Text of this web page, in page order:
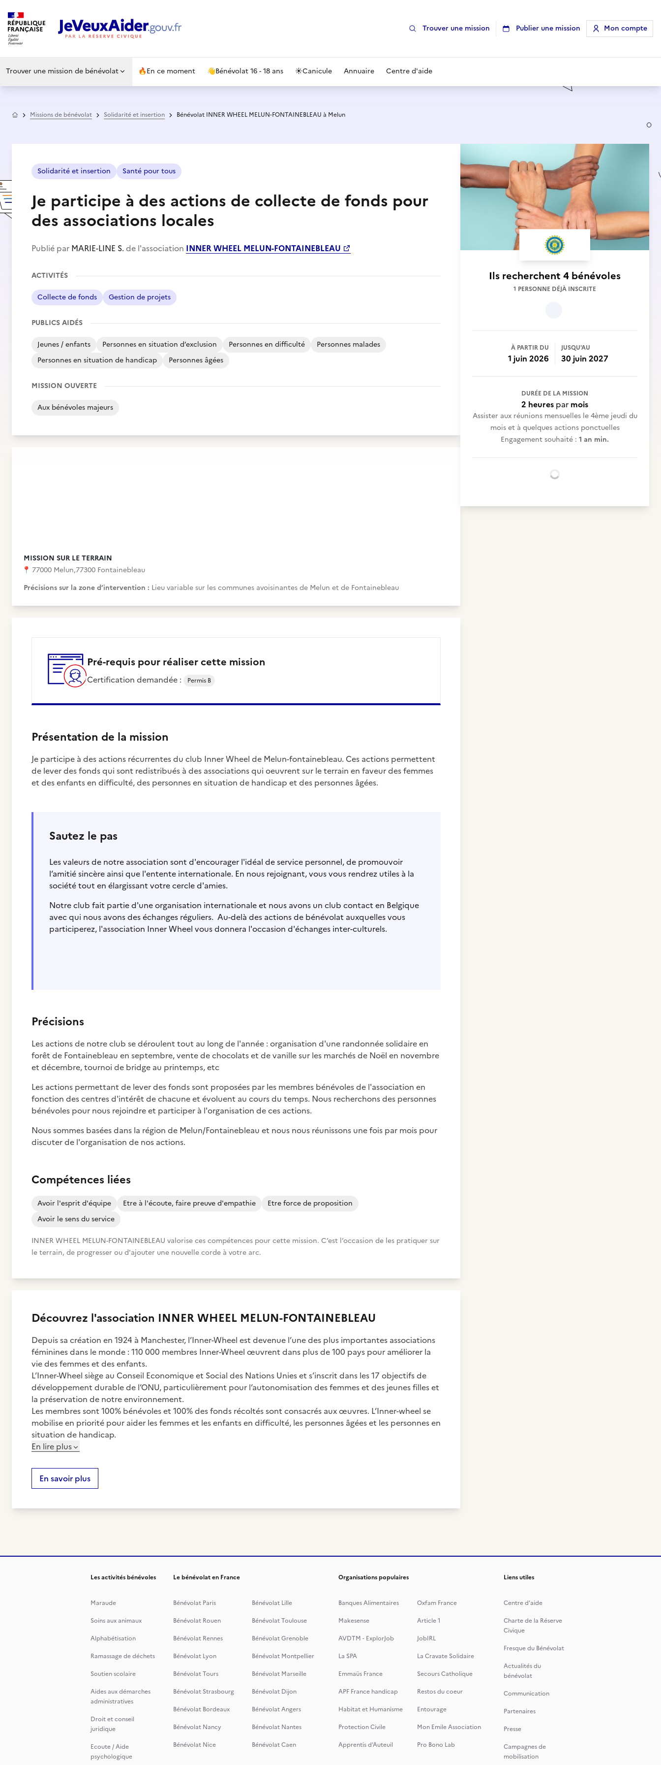
Trouver une mission Publier une mission Mon compte
Trouver une mission de bénévolat 🔥En ce moment 👋Bénévolat 16 - 18 ans ☀️Canicule Annuaire Centre d'aide
AccueilMissions de bénévolat Solidarité et insertion Bénévolat INNER WHEEL MELUN-FONTAINEBLEAU à Melun
Solidarité et insertion Santé pour tous
Je participe à des actions de collecte de fonds pour
des associations locales
Publié par MARIE-LINE S. de l'association INNER WHEEL MELUN-FONTAINEBLEAU
ACTIVITÉS
Collecte de fonds Gestion de projets
PUBLICS AIDÉS
Jeunes / enfants Personnes en situation d’exclusion Personnes en difficulté
Personnes malades
Personnes en situation de handicap
Personnes âgées
MISSION OUVERTE
Aux bénévoles majeurs
MISSION SUR LE TERRAIN
📍 77000 Melun,77300 Fontainebleau
Précisions sur la zone d’intervention : Lieu variable sur les communes avoisinantes de Melun et de Fontainebleau
Pré-requis pour réaliser cette mission
Certification demandée : Permis B
Présentation de la mission
Je participe à des actions récurrentes du club Inner Wheel de Melun-fontainebleau. Ces actions permettent
de lever des fonds qui sont redistribués à des associations qui oeuvrent sur le terrain en faveur des femmes
et des enfants en difficulté, des personnes en situation de handicap et des personnes âgées.
Sautez le pas
Les valeurs de notre association sont d'encourager l'idéal de service personnel, de promouvoir
l’amitié sincère ainsi que l'entente internationale. En nous rejoignant, vous vous rendrez utiles à la
société tout en élargissant votre cercle d'amies.
Notre club fait partie d'une organisation internationale et nous avons un club contact en Belgique
avec qui nous avons des échanges réguliers. Au-delà des actions de bénévolat auxquelles vous
participerez, l'association Inner Wheel vous donnera l'occasion d'échanges inter-culturels.
Précisions
Les actions de notre club se déroulent tout au long de l'année : organisation d'une randonnée solidaire en
forêt de Fontainebleau en septembre, vente de chocolats et de vanille sur les marchés de Noël en novembre
et décembre, tournoi de bridge au printemps, etc
Les actions permettant de lever des fonds sont proposées par les membres bénévoles de l'association en
fonction des centres d'intérêt de chacune et évoluent au cours du temps. Nous recherchons des personnes
bénévoles pour nous rejoindre et participer à l'organisation de ces actions.
Nous sommes basées dans la région de Melun/Fontainebleau et nous nous réunissons une fois par mois pour
discuter de l'organisation de nos actions.
Compétences liées
Avoir l'esprit d'équipe Etre à l'écoute, faire preuve d'empathie
Etre force de proposition
Avoir le sens du service
INNER WHEEL MELUN-FONTAINEBLEAU valorise ces compétences pour cette mission. C’est l’occasion de les pratiquer sur
le terrain, de progresser ou d'ajouter une nouvelle corde à votre arc.
Découvrez l'association INNER WHEEL MELUN-FONTAINEBLEAU
Depuis sa création en 1924 à Manchester, l’Inner-Wheel est devenue l’une des plus importantes associations
féminines dans le monde : 110 000 membres Inner-Wheel œuvrent dans plus de 100 pays pour améliorer la
vie des femmes et des enfants.
L’Inner-Wheel siège au Conseil Economique et Social des Nations Unies et s’inscrit dans les 17 objectifs de
développement durable de l’ONU, particulièrement pour l’autonomisation des femmes et des jeunes filles et
la préservation de notre environnement.
Les membres sont 100% bénévoles et 100% des fonds récoltés sont consacrés aux œuvres. L’Inner-wheel se
mobilise en priorité pour aider les femmes et les enfants en difficulté, les personnes âgées et les personnes en
situation de handicap.
En lire plus
En savoir plus
Ils recherchent 4 bénévoles
1 PERSONNE DÉJÀ INSCRITE
À PARTIR DU
1 juin 2026
JUSQU'AU
30 juin 2027
DURÉE DE LA MISSION
2 heures par mois
Assister aux réunions mensuelles le 4ème jeudi du
mois et à quelques actions ponctuelles
Engagement souhaité : 1 an min.
Chargement...
Les activités bénévoles
Maraude
Soins aux animaux
Alphabétisation
Ramassage de déchets
Soutien scolaire
Aides aux démarches
administratives
Droit et conseil
juridique
Ecoute / Aide
psychologique
Le bénévolat en France
Bénévolat Paris
Bénévolat Lille
Bénévolat Rouen
Bénévolat Toulouse
Bénévolat Rennes
Bénévolat Grenoble
Bénévolat Lyon
Bénévolat Montpellier
Bénévolat Tours
Bénévolat Marseille
Bénévolat Strasbourg
Bénévolat Dijon
Bénévolat Bordeaux
Bénévolat Angers
Bénévolat Nancy
Bénévolat Nantes
Bénévolat Nice
Bénévolat Caen
Organisations populaires
Banques Alimentaires
Oxfam France
Makesense
Article 1
AVDTM - ExplorJob
JobIRL
La SPA
La Cravate Solidaire
Emmaüs France
Secours Catholique
APF France handicap
Restos du coeur
Habitat et Humanisme
Entourage
Protection Civile
Mon Emile Association
Apprentis d’Auteuil
Pro Bono Lab
Liens utiles
Centre d'aide
Charte de la Réserve
Civique
Fresque du Bénévolat
Actualités du
bénévolat
Communication
Partenaires
Presse
Campagnes de
mobilisation